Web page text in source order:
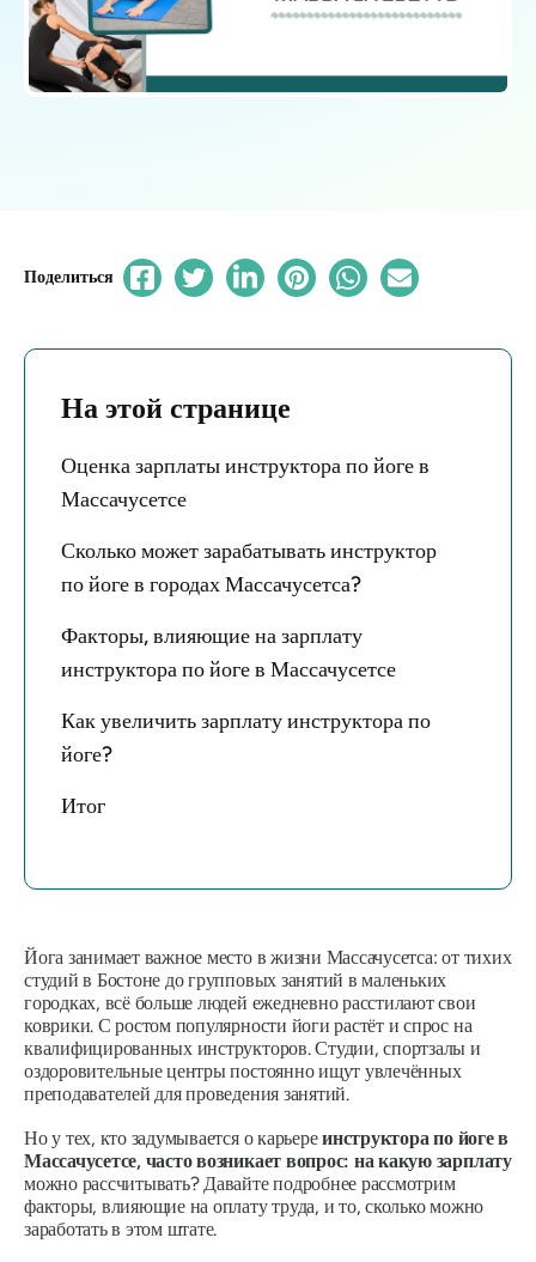
Поделиться
На этой странице
Оценка зарплаты инструктора по йоге в
Массачусетсе
Сколько может зарабатывать инструктор
по йоге в городах Массачусетса?
Факторы, влияющие на зарплату
инструктора по йоге в Массачусетсе
Как увеличить зарплату инструктора по
йоге?
Итог
Йога занимает важное место в жизни Массачусетса: от тихих
студий в Бостоне до групповых занятий в маленьких
городках, всё больше людей ежедневно расстилают свои
коврики. С ростом популярности йоги растёт и спрос на
квалифицированных инструкторов. Студии, спортзалы и
оздоровительные центры постоянно ищут увлечённых
преподавателей для проведения занятий.
Но у тех, кто задумывается о карьереинструктора по йоге в
Массачусетсе, часто возникает вопрос: на какую зарплату
можно рассчитывать? Давайте подробнее рассмотрим
факторы, влияющие на оплату труда, и то, сколько можно
заработать в этом штате.